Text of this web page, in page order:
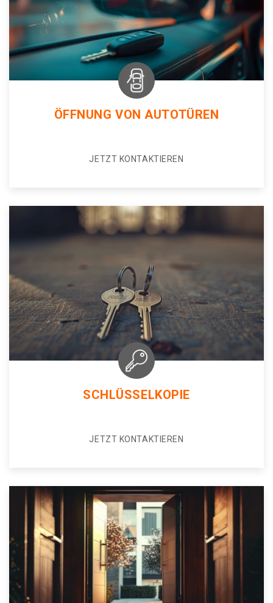
ÖFFNUNG VON AUTOTÜREN
JETZT KONTAKTIEREN
SCHLÜSSELKOPIE
JETZT KONTAKTIEREN